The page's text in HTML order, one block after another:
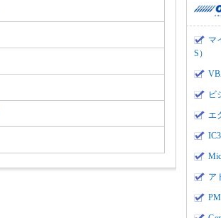
マ
S）
ビ
エ
ア